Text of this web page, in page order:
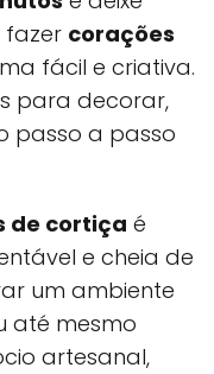
fazer corações
fácil e criativa.
para decorar,
passo a passo
de cortiça é
e cheia de
um ambiente
até mesmo
artesanal,